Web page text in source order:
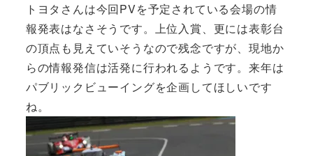
トヨタさんは今回PVを予定されている会場の情
報発表はなさそうです。上位入賞、更には表彰台
の頂点も見えていそうなので残念ですが、現地か
らの情報発信は活発に行われるようです。来年は
パブリックビューイングを企画してほしいです
ね。